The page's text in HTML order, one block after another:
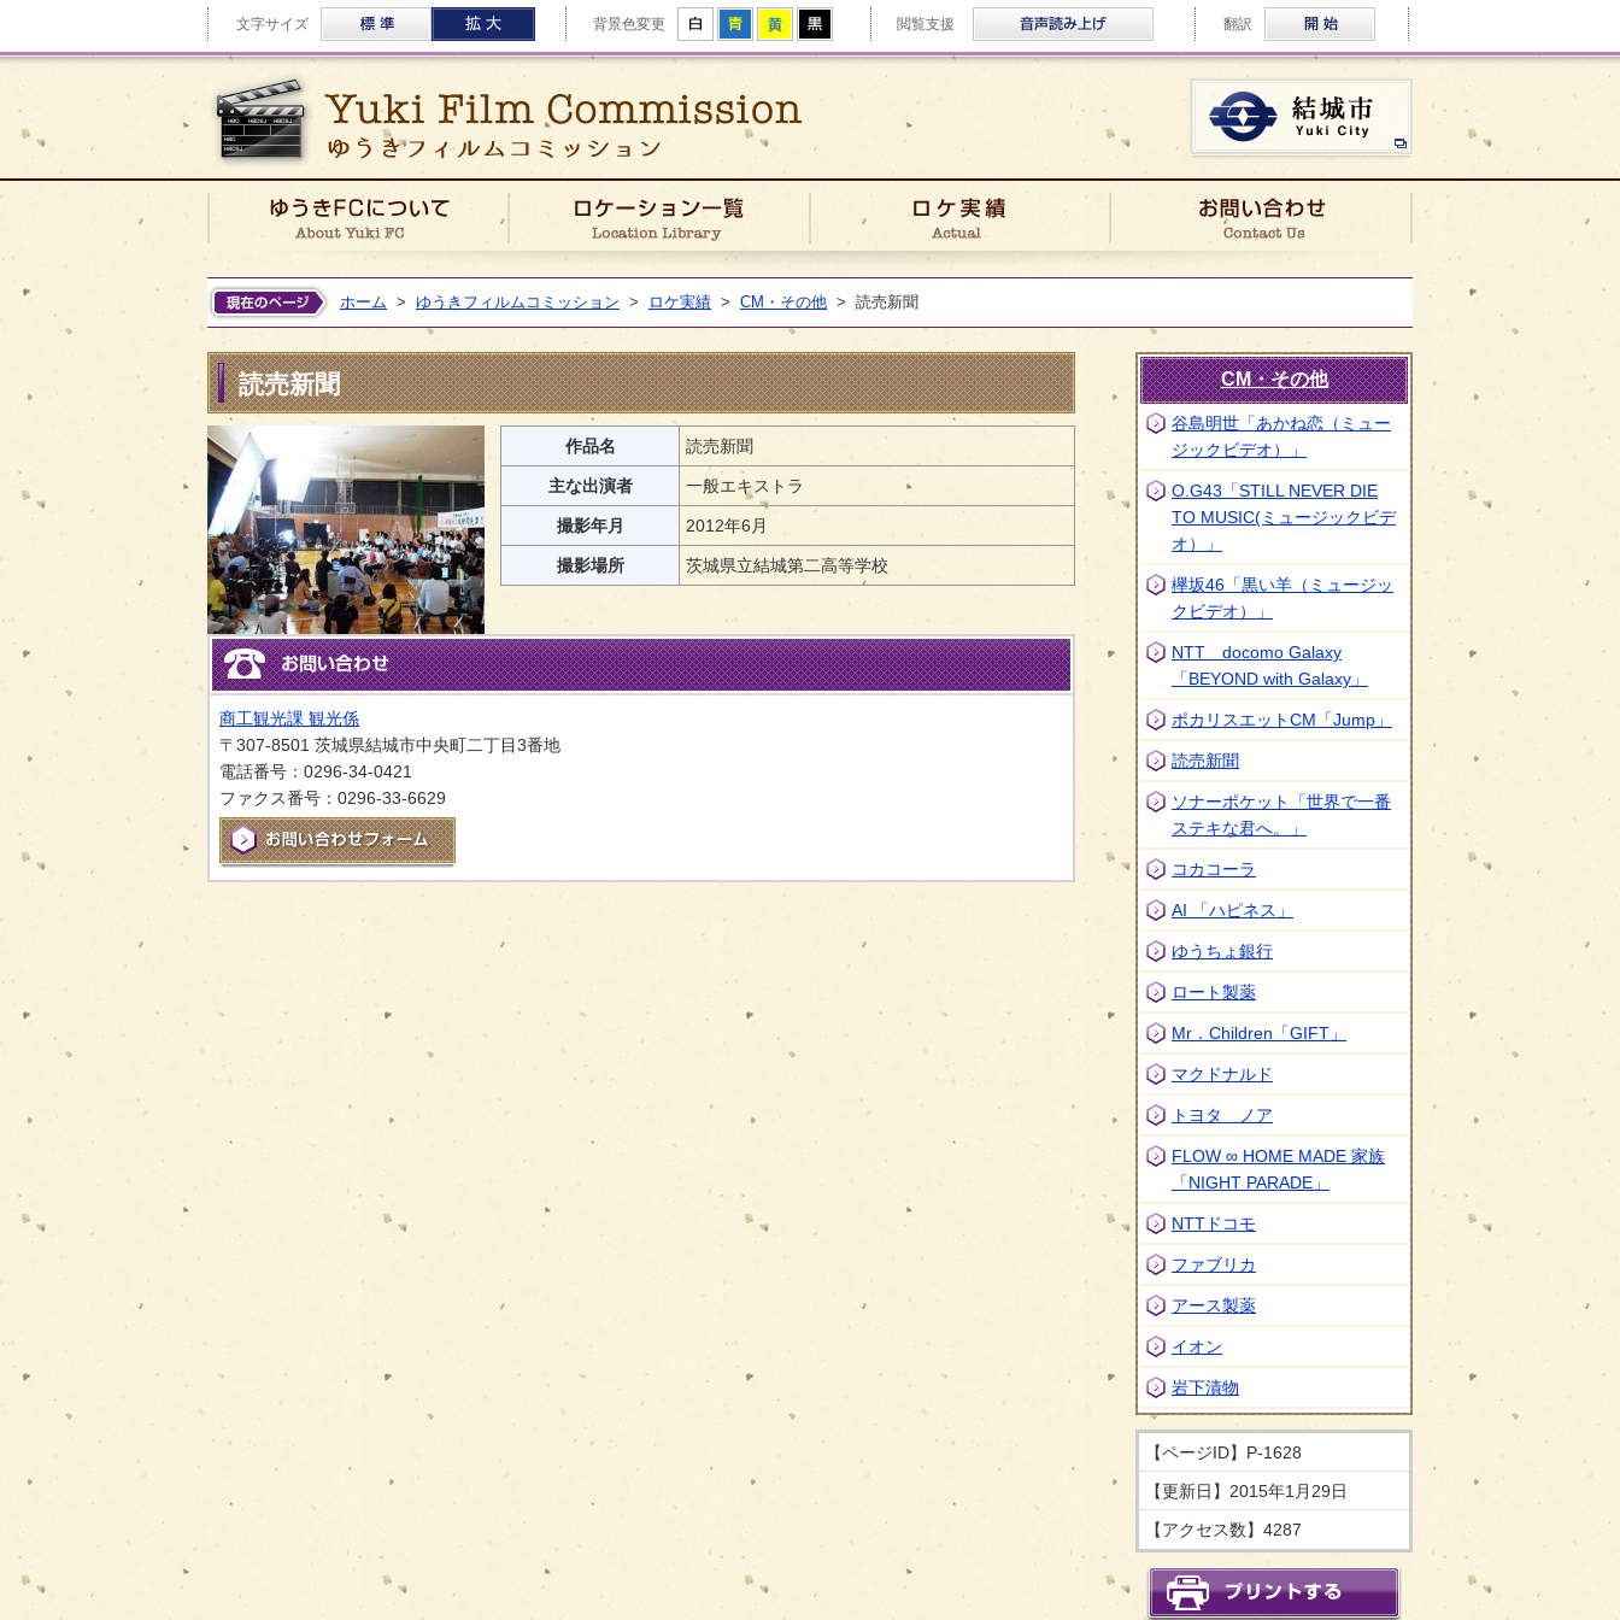
ゆうきFCについて ロケーション一覧
文字サイズ 拡大 背景色変更 白 青 黄 閲覧支援 ふりがな・音声読み上げ
翻訳 Multilingual
ホーム > ゆうきフィルムコミッション > ロケ実績 > CM・その他 > 読売新聞
読売新聞
作品名 読売新聞
主な出演者 一般エキストラ
撮影年月 2012年6月
撮影場所 茨城県立結城第二高等学校
このページの内容に関するお問い合わせ先
商工観光課 観光係
〒307-8501 茨城県結城市中央町二丁目3番地
電話番号：0296-34-0421
ファクス番号：0296-33-6629
CM・その他
谷島明世「あかね恋（ミュー
ジックビデオ）」
O.G43「STILL NEVER DIE
TO MUSIC(ミュージックビデ
オ）」
欅坂46「黒い羊（ミュージッ
クビデオ）」
NTT docomo Galaxy
「BEYOND with Galaxy」
ポカリスエットCM「Jump」
読売新聞
ソナーポケット「世界で一番
ステキな君へ。」
コカコーラ
AI 「ハピネス」
ゆうちょ銀行
ロート製薬
Mr．Children「GIFT」
マクドナルド
トヨタ ノア
FLOW ∞ HOME MADE 家族
「NIGHT PARADE」
NTTドコモ
ファブリカ
アース製薬
イオン
岩下漬物
【ページID】 P-1628
【更新日】 2015年1月29日
【アクセス数】 4287
印刷する